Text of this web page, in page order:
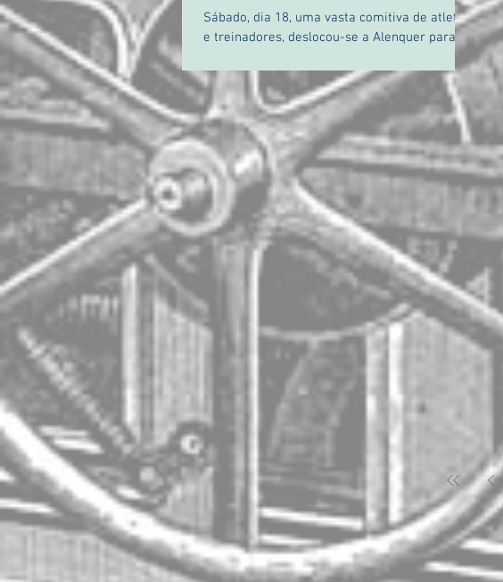
Sábado, dia 18, uma vasta comitiva de atletas,
e treinadores, deslocou-se a Alenquer para